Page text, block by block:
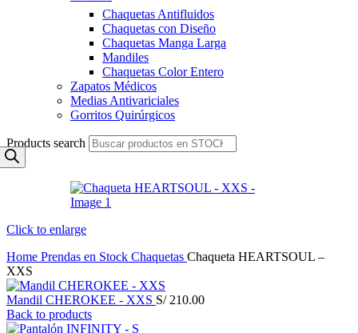
Chaquetas Antifluidos
Chaquetas con Diseño
Chaquetas Manga Larga
Mandiles
Chaquetas Color Entero
Zapatos Médicos
Medias Antivariciales
Gorritos Quirúrgicos
Products search
Click to enlarge
Home Prendas en Stock Chaquetas Chaqueta HEARTSOUL –
XXS
Mandil CHEROKEE - XXS S/210.00
Back to products